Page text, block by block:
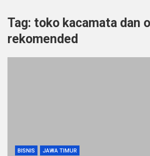
Tag: toko kacamata dan
rekomended
BISNIS JAWA TIMUR